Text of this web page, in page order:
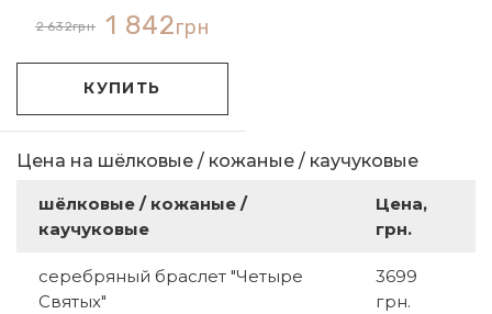
Цена на шёлковые / кожаные / каучуковые
шёлковые / кожаные /
каучуковые
Цена,
грн.
серебряный браслет "Четыре
Святых"
3699
грн.
2 632грн 1 842грн
КУПИТЬ